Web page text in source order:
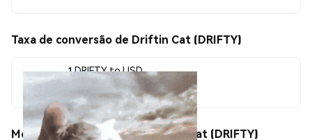
Taxa de conversão de Driftin Cat (DRIFTY)
1 DRIFTY to USD
$0.00000557
Movimentos de preço de Driftin Cat (DRIFTY)